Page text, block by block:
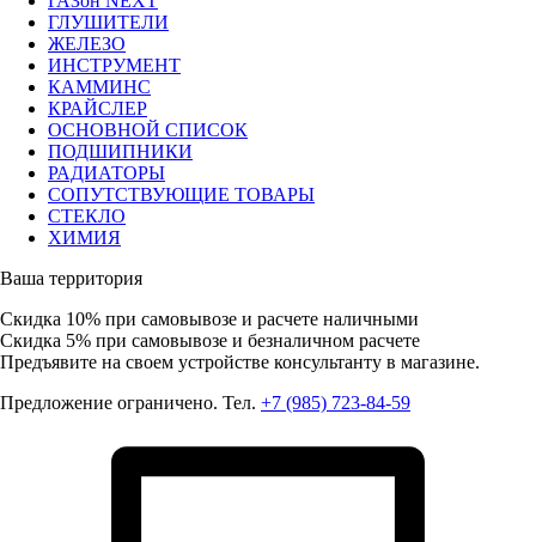
ГЛУШИТЕЛИ
ЖЕЛЕЗО
ИНСТРУМЕНТ
КАММИНС
КРАЙСЛЕР
ОСНОВНОЙ СПИСОК
ПОДШИПНИКИ
РАДИАТОРЫ
СОПУТСТВУЮЩИЕ ТОВАРЫ
СТЕКЛО
ХИМИЯ
Ваша территория
Скидка 10% при самовывозе и расчете наличными
Скидка 5% при самовывозе и безналичном расчете
Предъявите на своем устройстве консультанту в магазине.
Предложение ограничено. Тел. +7 (985) 723-84-59